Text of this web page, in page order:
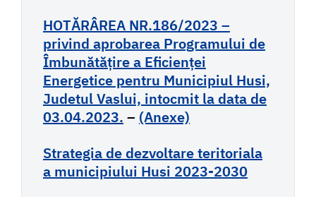
HOTĂRÂREA NR.186/2023 –
privind aprobarea Programului de
Îmbunătățire a Eficienței
Energetice pentru Municipiul Husi,
Judetul Vaslui, intocmit la data de
03.04.2023. – (Anexe)
Strategia de dezvoltare teritoriala
a municipiului Husi 2023-2030